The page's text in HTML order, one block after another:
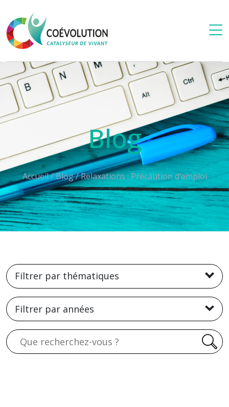
Blog
Accueil/Blog/Relaxations : Précaution d’emploi
Filtrer par thématiques
Filtrer par années